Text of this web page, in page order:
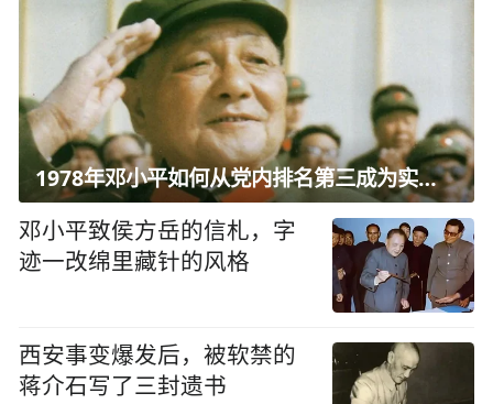
北京麦当劳携手北京中轴线
基金会启幕"中轴光影 我就喜
欢"主题影展
小艺IMO摘金，小艺Claw
把"金牌解题力"搬进了手机
大众运动健康智能手表华为
WATCH GT 7系列正式发